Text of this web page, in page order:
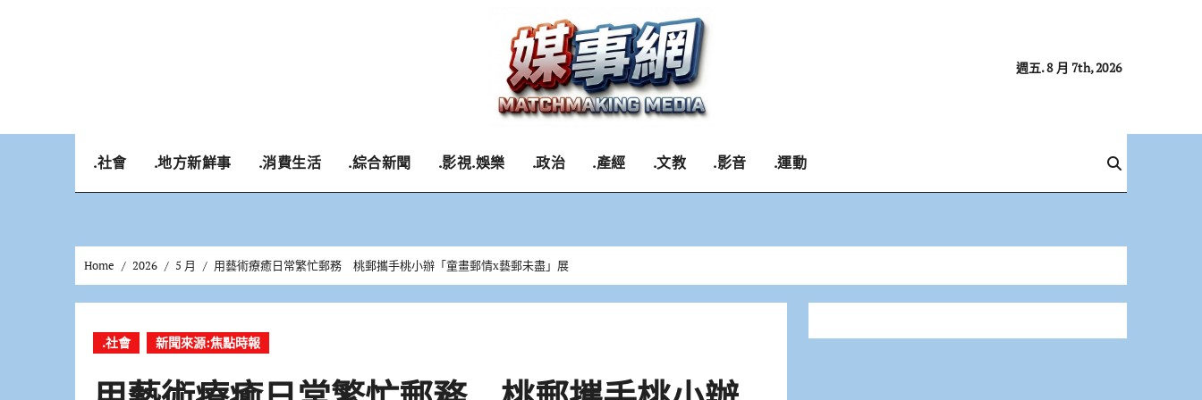
週五. 8 月 7th, 2026
.社會 .地方新鮮事 .消費生活 .綜合新聞 .影視.娛樂 .政治 .產經 .文教 .影音 .運動
Home 2026 5 月 用藝術療癒日常繁忙郵務 桃郵攜手桃小辦「童畫郵情x藝郵未盡」展
.社會 新聞來源:焦點時報